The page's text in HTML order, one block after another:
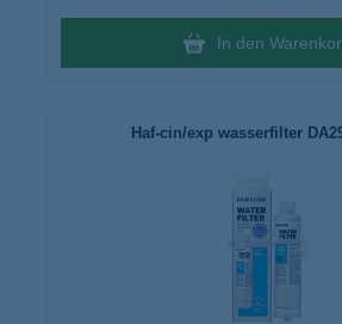
In den
Haf-cin/exp wasserfilter